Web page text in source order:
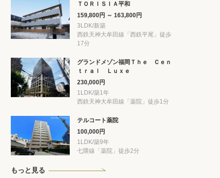
ＴＯＲＩＳＩＡ平和
159,800円 ～ 163,800円
3LDK/新築
西鉄天神大牟田線「西鉄平尾」徒歩
17分
グランドメゾン福岡Ｔｈｅ Ｃｅｎ
ｔｒａｌ Ｌｕｘｅ
230,000円
1LDK/築1年
西鉄天神大牟田線「薬院」徒歩1分
テルコート薬院
100,000円
1LDK/築9年
七隈線「薬院」徒歩2分
もっと見る